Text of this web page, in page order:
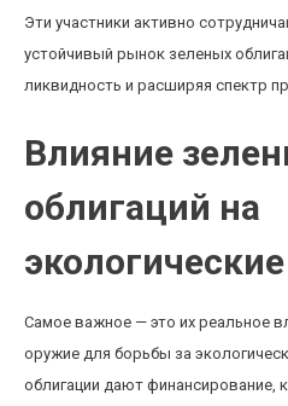
Эти участники активно
устойчивый рынок зеленых
ликвидность и расширяя спектр
Влияние
облигаций на
Самое важное — это их реальное
оружие для борьбы за
облигации дают финансирование,